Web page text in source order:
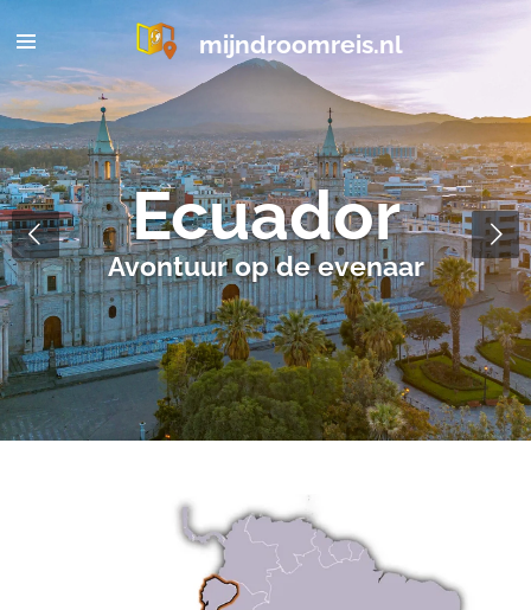
direct
naar
de
hoofdinhoud
mijndroomreis.nl
Ecuador
Avontuur op de evenaar